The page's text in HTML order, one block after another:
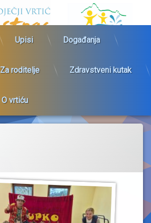
Dječji vrtić
Upisi Događanja
Za roditelje Zdravstveni kutak
O vrtiću